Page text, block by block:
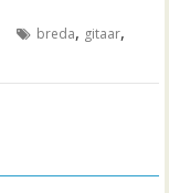
breda, gitaar,